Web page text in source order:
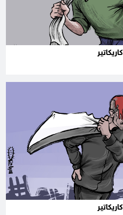
كاريكاتير
كاريكاتير